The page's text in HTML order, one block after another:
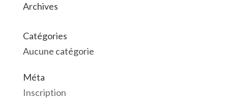
Archives
Catégories
Aucune catégorie
Méta
Inscription